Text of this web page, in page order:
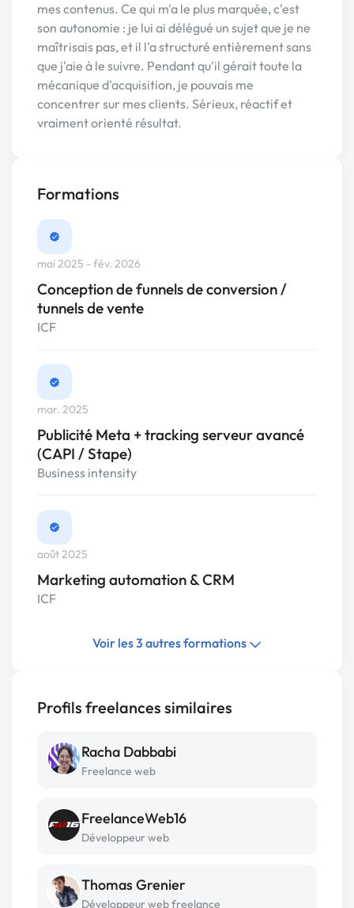
mes contenus. Ce qui m'a le plus marquée, c'est
son autonomie : je lui ai délégué un sujet que je ne
maîtrisais pas, et il l'a structuré entièrement sans
que j'aie à le suivre. Pendant qu'il gérait toute la
mécanique d'acquisition, je pouvais me
concentrer sur mes clients. Sérieux, réactif et
vraiment orienté résultat.
Formations
mai 2025 - fév. 2026
Conception de funnels de conversion /
tunnels de vente
ICF
mar. 2025
Publicité Meta + tracking serveur avancé
(CAPI / Stape)
Business intensity
août 2025
Marketing automation & CRM
ICF
Voir les 3 autres formations
Profils freelances similaires
Racha Dabbabi
Freelance web
FreelanceWeb16
Développeur web
Thomas Grenier
Développeur web freelance